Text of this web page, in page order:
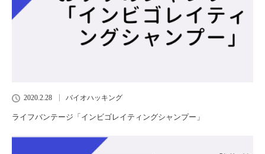
2020.2.28 バイオハッキング
ライフバンテージ「インビゴレイティングシャンプー」